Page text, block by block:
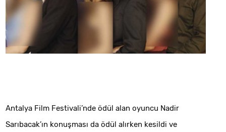
Antalya Film Festivali’nde ödül alan oyuncu Nadir
Sarıbacak’ın konuşması da ödül alırken kesildi ve